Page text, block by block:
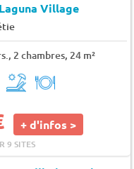
Village
2 chambres, 24 m²
+ d'infos >
9 SITES